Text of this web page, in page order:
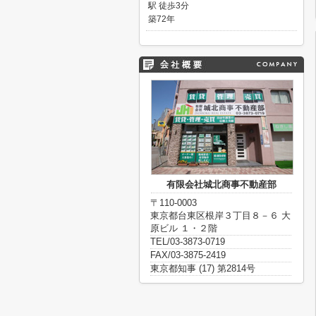
駅 徒歩3分
築72年
有限会社城北商事不動産部
〒110-0003
東京都台東区根岸３丁目８－６ 大
原ビル １・２階
TEL/03-3873-0719
FAX/03-3875-2419
東京都知事 (17) 第2814号